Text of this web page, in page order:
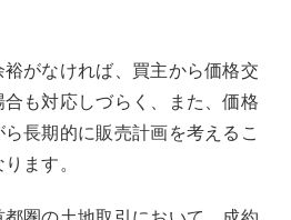
がなければ、買主から価格交
も対応しづらく、また、価格
長期的に販売計画を考えるこ
ます。